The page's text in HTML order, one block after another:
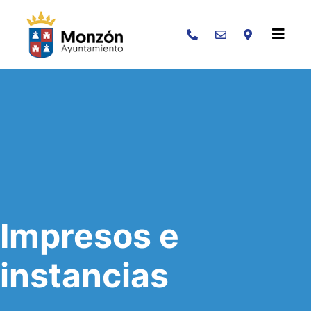
Buscar
Impresos e
instancias